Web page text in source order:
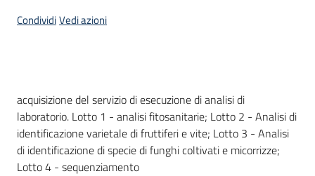
CondividiVedi azioni
Dati del bando
acquisizione del servizio di esecuzione di analisi di
laboratorio. Lotto 1 - analisi fitosanitarie; Lotto 2 - Analisi di
identificazione varietale di fruttiferi e vite; Lotto 3 - Analisi
di identificazione di specie di funghi coltivati e micorrizze;
Lotto 4 - sequenziamento